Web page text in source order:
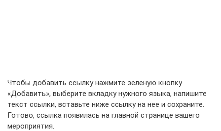
Чтобы добавить ссылку нажмите зеленую кнопку
«Добавить», выберите вкладку нужного языка, напишите
текст ссылки, вставьте ниже ссылку на нее и сохраните.
Готово, ссылка появилась на главной странице вашего
мероприятия.